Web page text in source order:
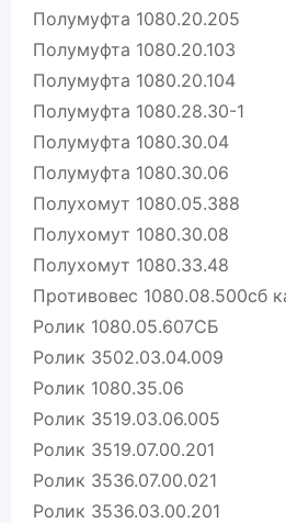
Полумуфта 1080.20.205
Полумуфта 1080.20.103
Полумуфта 1080.20.104
Полумуфта 1080.28.30-1
Полумуфта 1080.30.04
Полумуфта 1080.30.06
Полухомут 1080.05.388
Полухомут 1080.30.08
Полухомут 1080.33.48
Противовес 1080.08.500сб
Ролик 1080.05.607СБ
Ролик 3502.03.04.009
Ролик 1080.35.06
Ролик 3519.03.06.005
Ролик 3519.07.00.201
Ролик 3536.07.00.021
Ролик 3536.03.00.201